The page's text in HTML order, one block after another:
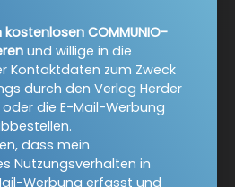
COMMUNIO-
und willige in die
Kontaktdaten zum Zweck
durch den Verlag Herder
die E-Mail-Werbung
dass mein
Nutzungsverhalten in
Werbung erfasst und